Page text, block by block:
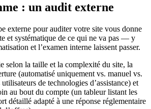
: un audit externe
externe pour auditer votre site vous donne
et systématique de ce qui ne va pas — y
et l’examen interne laissent passer.
selon la taille et la complexité du site, la
(automatisé uniquement vs. manuel vs.
de technologies d’assistance) et
au bout du compte (un tableur listant les
détaillé adapté à une réponse réglementaire